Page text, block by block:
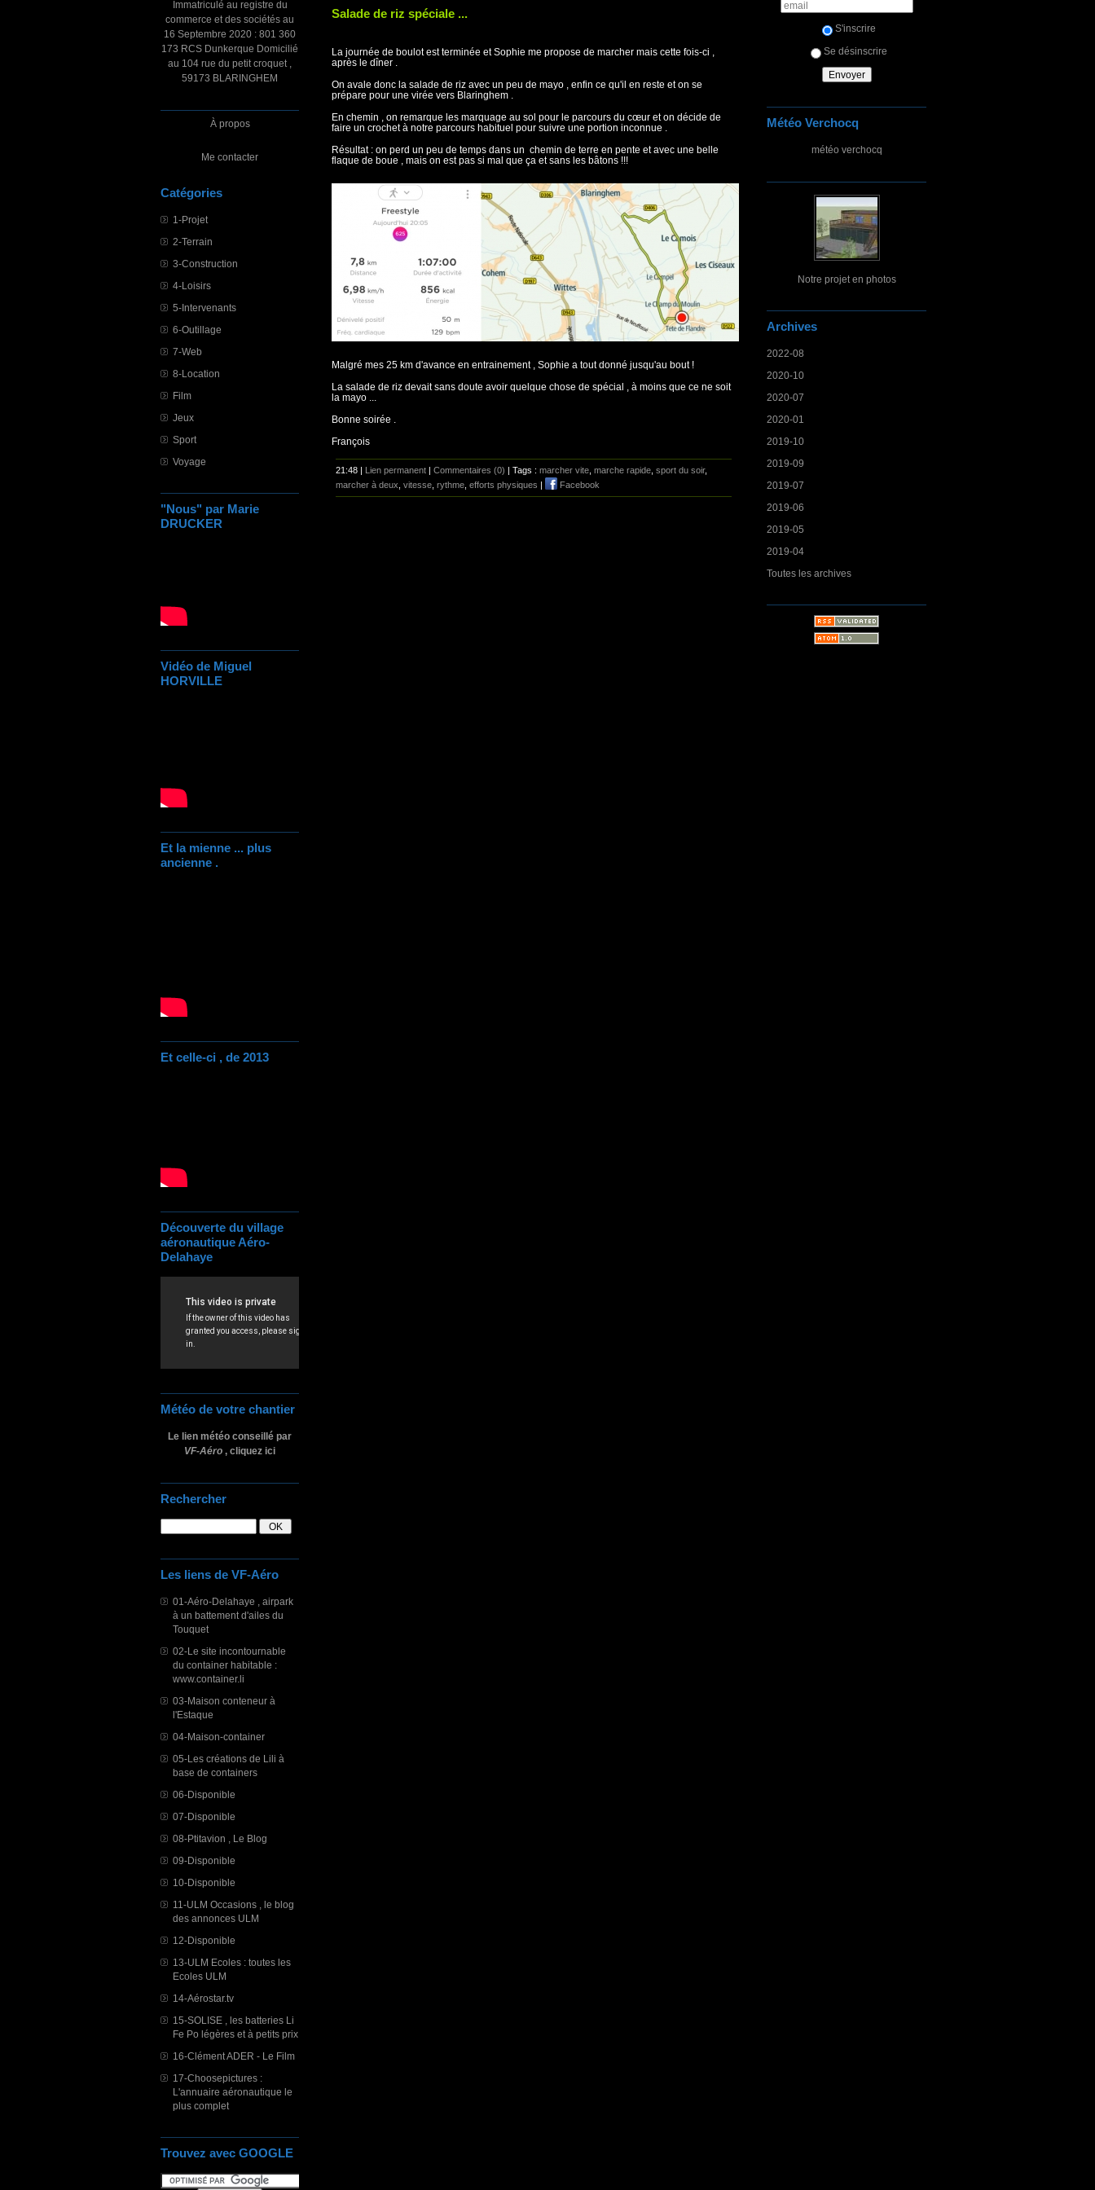
Immatriculé au registre du
commerce et des sociétés au
16 Septembre 2020 : 801 360
173 RCS Dunkerque Domicilié
au 104 rue du petit croquet ,
59173 BLARINGHEM
À propos
Me contacter
Catégories
1-Projet
2-Terrain
3-Construction
4-Loisirs
5-Intervenants
6-Outillage
7-Web
8-Location
Film
Jeux
Sport
Voyage
"Nous" par Marie
DRUCKER
Vidéo de Miguel
HORVILLE
Et la mienne ... plus
ancienne .
Et celle-ci , de 2013
Découverte du village
aéronautique Aéro-
Delahaye
Météo de votre chantier
Le lien météo conseillé par
VF-Aéro , cliquez ici
Rechercher
Les liens de VF-Aéro
01-Aéro-Delahaye , airpark
à un battement d'ailes du
Touquet
02-Le site incontournable
du container habitable :
www.container.li
03-Maison conteneur à
l'Estaque
04-Maison-container
05-Les créations de Lili à
base de containers
06-Disponible
07-Disponible
08-Ptitavion , Le Blog
09-Disponible
10-Disponible
11-ULM Occasions , le blog
des annonces ULM
12-Disponible
13-ULM Ecoles : toutes les
Ecoles ULM
14-Aérostar.tv
15-SOLISE , les batteries Li
Fe Po légères et à petits prix
16-Clément ADER - Le Film
17-Choosepictures :
L'annuaire aéronautique le
plus complet
Trouvez avec GOOGLE
S'inscrire
Se désinscrire
Météo Verchocq
météo verchocq
Notre projet en photos
Archives
2022-08
2020-10
2020-07
2020-01
2019-10
2019-09
2019-07
2019-06
2019-05
2019-04
Toutes les archives
Salade de riz spéciale ...
La journée de boulot est terminée et Sophie me propose de marcher mais cette fois-ci ,
après le dîner .
On avale donc la salade de riz avec un peu de mayo , enfin ce qu'il en reste et on se
prépare pour une virée vers Blaringhem .
En chemin , on remarque les marquage au sol pour le parcours du cœur et on décide de
faire un crochet à notre parcours habituel pour suivre une portion inconnue .
Résultat : on perd un peu de temps dans un chemin de terre en pente et avec une belle
flaque de boue , mais on est pas si mal que ça et sans les bâtons !!!
Malgré mes 25 km d'avance en entrainement , Sophie a tout donné jusqu'au bout !
La salade de riz devait sans doute avoir quelque chose de spécial , à moins que ce ne soit
la mayo ...
Bonne soirée .
François
21:48 | Lien permanent Commentaires (0) | Tags : marcher vite, marche rapide, sport du soir,
marcher à deux, vitesse, rythme, efforts physiques Facebook